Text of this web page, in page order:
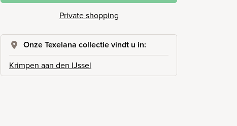
Private shopping
Onze Texelana collectie vindt u in:
Krimpen aan den IJssel